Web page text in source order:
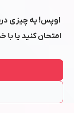
اوپس! یه چیزی
امتحان کنید یا